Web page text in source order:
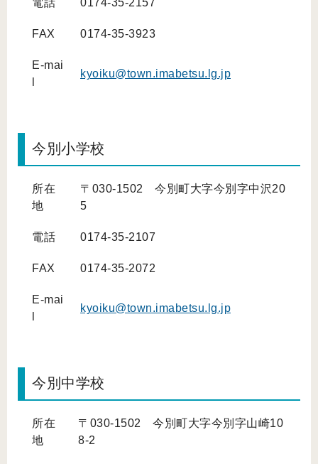
FAX 0174-35-3923
E-mai
kyoiku@town.imabetsu.lg.jp
今別小学校
所在
地
〒030-1502 今別町大字今別字中沢20
5
電話 0174-35-2107
FAX 0174-35-2072
E-mai
kyoiku@town.imabetsu.lg.jp
今別中学校
所在
地
〒030-1502 今別町大字今別字山崎10
8-2